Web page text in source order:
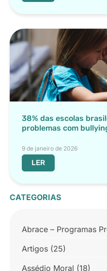
38% das escolas
problemas com
9 de janeiro de 2026
LER
CATEGORIAS
Abrace – Programas
Artigos (25)
Assédio Moral (18)